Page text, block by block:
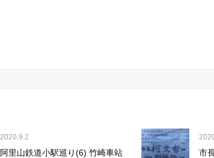
2020.9.2
阿里山鉄道小駅巡り(6) 竹崎車站 市